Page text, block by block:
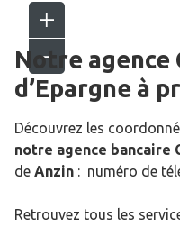
Notre agence
d’Epargne à
Découvrez les
notre agence bancaire
de Anzin : numéro de
Retrouvez tous les